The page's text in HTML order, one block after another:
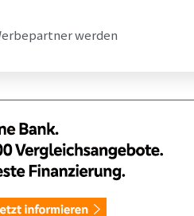
werden